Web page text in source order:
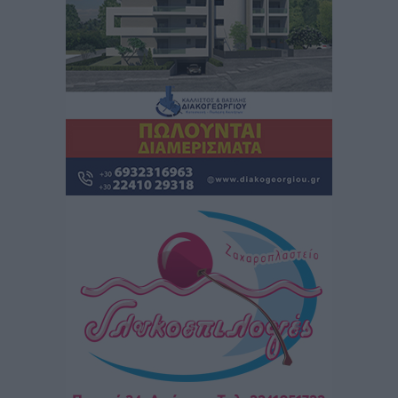
ΣΕΤΕ: Σημαντική θεσμική εξέλιξη η ΚΥΑ για το ΕΧΠ
για τον τουρισμό
πριν 6 ώρες
Γ. Χατζημάρκος: “Δύο μεγάλες δεσμεύσεις
Γεωργιάδη” – Κίνητρα για τους γιατρούς των νησιών
και συνεργασία Ρόδου με το Αττικόν για το
Ακτινοθεραπευτικό
Σούπερ μάρκετ: Διευρύνεται η εθνική πρωτοβουλία
για τις τιμές – Eρχονται νέες συμμετοχές εταιρειών
πριν 7 ώρες
Συνελήφθησαν έξι άτομα για ηχορύπανση από
καταστήματα στο Νότιο Αιγαίο